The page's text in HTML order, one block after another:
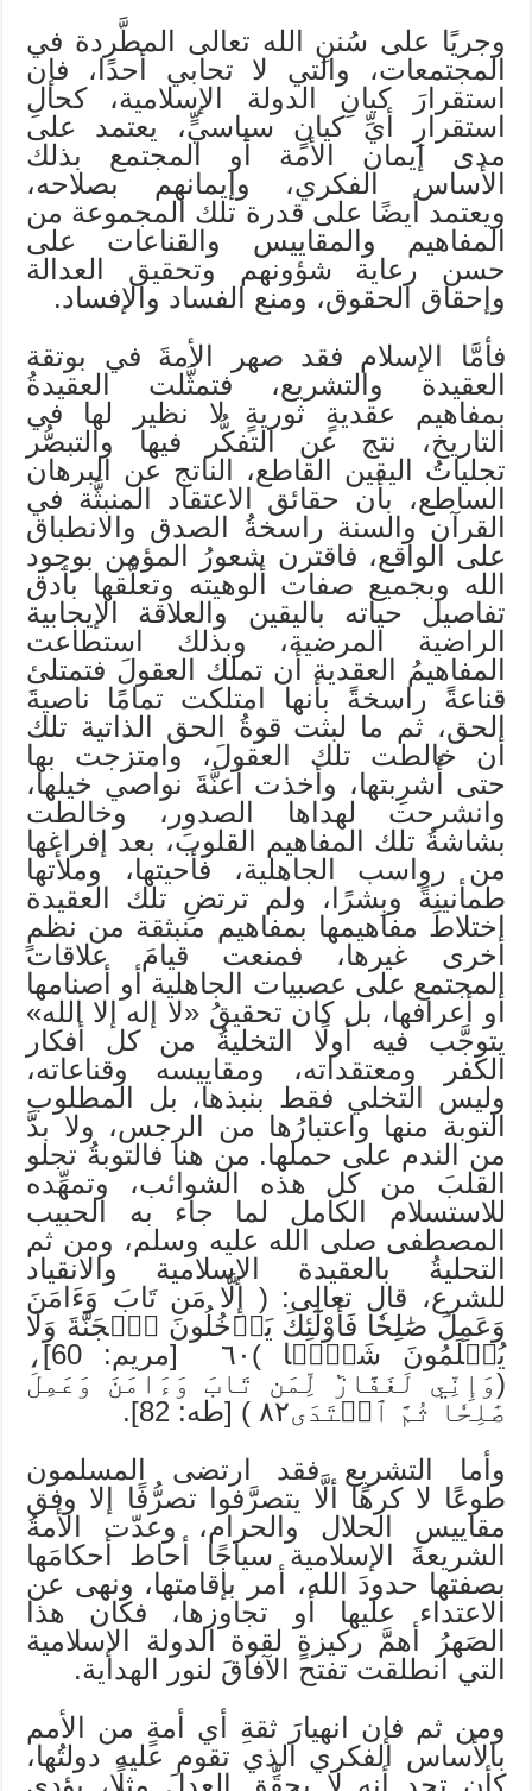
وجريًا على سُننِ الله تعالى المطَّردة في
المجتمعات، والتي لا تحابي أحدًا، فإن
استقرارَ كيانِ الدولة الإسلامية، كحالِ
استقرارِ أيِّ كيانٍ سياسيٍّ، يعتمد على
مدى إيمان الأمة أو المجتمع بذلك
الأساس الفكري، وإيمانهم بصلاحه،
ويعتمد أيضًا على قدرة تلك المجموعة من
المفاهيم والمقاييس والقناعات على
حسن رعاية شؤونهم وتحقيق العدالة
وإحقاق الحقوق، ومنع الفساد والإفساد.
فأمَّا الإسلام فقد صهر الأمةَ في بوتقة
العقيدة والتشريع، فتمثَّلت العقيدةُ
بمفاهيم عقديةٍ ثوريةٍ لا نظير لها في
التاريخ، نتج عن التفكُّر فيها والتبصُّر
تجلياتُ اليقين القاطع، الناتج عن البرهان
الساطع، بأن حقائق الاعتقاد المنبثَّة في
القرآن والسنة راسخةُ الصدق والانطباق
على الواقع، فاقترن شعورُ المؤمن بوجود
الله وبجميع صفات ألوهيته وتعلُّقها بأدق
تفاصيل حياته باليقين والعلاقة الإيجابية
الراضية المرضية، وبذلك استطاعت
المفاهيمُ العقدية أن تملك العقولَ فتمتلئ
قناعةً راسخةً بأنها امتلكت تمامًا ناصيةَ
الحق، ثم ما لبثت قوةُ الحق الذاتية تلك
أن خالطت تلك العقولَ، وامتزجت بها
حتى أُشرِبتها، وأخذت أعنَّةَ نواصي خيلها،
وانشرحت لهداها الصدور، وخالطت
بشاشةُ تلك المفاهيم القلوبَ، بعد إفراغها
من رواسب الجاهلية، فأحيتها، وملأتها
طمأنينةً وبِشرًا، ولم ترتضِ تلك العقيدة
اختلاطَ مفاهيمها بمفاهيم منبثقة من نظمٍ
أخرى غيرها، فمنعت قيامَ علاقات
المجتمع على عصبيات الجاهلية أو أصنامها
أو أعرافها، بل كان تحقيقُ «لا إله إلا الله»
يتوجَّب فيه أولًا التخليةُ من كل أفكار
الكفر ومعتقداته، ومقاييسه وقناعاته،
وليس التخلي فقط بنبذها، بل المطلوب
التوبة منها واعتبارُها من الرجس، ولا بدَّ
من الندم على حملها. من هنا فالتوبةُ تجلو
القلبَ من كل هذه الشوائب، وتمهِّده
للاستسلام الكامل لما جاء به الحبيب
المصطفى صلى الله عليه وسلم، ومن ثم
التحليةُ بالعقيدة الإسلامية والانقياد
للشرع، قال تعالى: ( إِلَّا مَن تَابَ وَءَامَنَ
وَعَمِلَ صَٰلِحٗا فَأُوْلَٰٓئِكَ يَدۡخُلُونَ ٱلۡجَنَّةَ وَلَا
يُظۡلَمُونَ شَيۡ‍ٔٗا )٦٠ [مريم: 60]،
(وَإِنِّي لَغَفَّارٞ لِّمَن تَابَ وَءَامَنَ وَعَمِلَ
صَٰلِحٗا ثُمَّ ٱهۡتَدَى٨٢ ) [طه: 82].
وأما التشريع فقد ارتضى المسلمون
طوعًا لا كرهًا ألَّا يتصرَّفوا تصرُّفًا إلا وفق
مقاييس الحلال والحرام، وعدّت الأمةُ
الشريعةَ الإسلامية سياجًا أحاط أحكامَها
بصفتها حدودَ الله، أمر بإقامتها، ونهى عن
الاعتداء عليها أو تجاوزها، فكان هذا
الصَهرُ أهمَّ ركيزةٍ لقوة الدولة الإسلامية
التي انطلقت تفتح الآفاقَ لنور الهداية.
ومن ثم فإن انهيارَ ثقةِ أي أمةٍ من الأمم
بالأساس الفكري الذي تقوم عليه دولتُها،
كأن تجد أنه لا يحقِّق العدلَ مثلًا، يؤدي